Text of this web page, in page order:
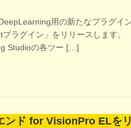
用の新たなプラグイ
プラグイン」をリリースします
Studioの各ツー […]
ンド for VisionPro ELを